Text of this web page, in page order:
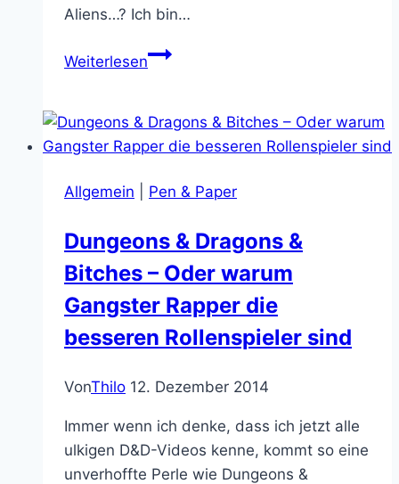
Aliens…? Ich bin…
WeiterlesenDas
von
Lego
mich
schluchzen
Allgemein Pen & Paper
Dungeons & Dragons &
Bitches – Oder warum
Gangster Rapper die
besseren Rollenspieler sind
VonThilo 12. Dezember 2014
Immer wenn ich denke, dass ich jetzt alle
ulkigen D&D-Videos kenne, kommt so eine
unverhoffte Perle wie Dungeons &